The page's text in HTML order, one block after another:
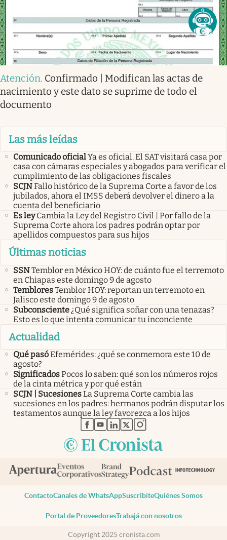
Atención. Confirmado | Modifican las actas de
nacimiento y este dato se suprime de todo el
documento
Las más leídas
Comunicado oficialYa es oficial. El SAT visitará casa por
casa con cámaras especiales y abogados para verificar el
cumplimiento de las obligaciones fiscales
SCJNFallo histórico de la Suprema Corte a favor de los
jubilados, ahora el IMSS deberá devolver el dinero a la
cuenta del beneficiario
Es ley Cambia la Ley del Registro Civil | Por fallo de la
Suprema Corte ahora los padres podrán optar por
apellidos compuestos para sus hijos
Últimas noticias
SSNTemblor en México HOY: de cuánto fue el terremoto
en Chiapas este domingo 9 de agosto
TembloresTemblor HOY: reportan un terremoto en
Jalisco este domingo 9 de agosto
Subconsciente ¿Qué significa soñar con una tenazas?
Esto es lo que intenta comunicar tu inconciente
Actualidad
Qué pasóEfemérides: ¿qué se conmemora este 10 de
agosto?
SignificadosPocos lo saben: qué son los números rojos
de la cinta métrica y por qué están
SCJN | SucesionesLa Suprema Corte cambia las
sucesiones en los padres: hermanos podrán disputar los
testamentos aunque la ley favorezca a los hijos
abre en nueva pestaña
abre en nueva pestaña
abre en nueva pestaña
abre en nueva pestaña
abre en nueva pestaña
ContactoCanales de WhatsAppSuscribiteQuiénes Somos
Portal de ProveedoresTrabajá con nosotros
Copyright 2025 cronista.com